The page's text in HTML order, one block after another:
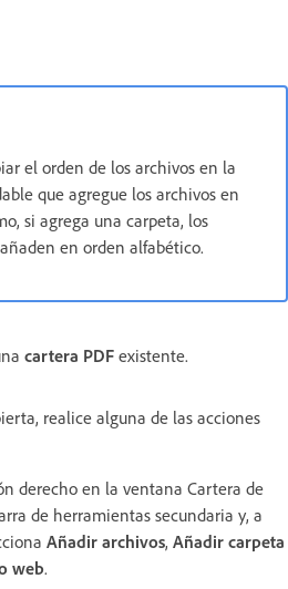
el orden de los archivos en la
que agregue los archivos en
si agrega una carpeta, los
en orden alfabético.
cartera PDF existente.
realice alguna de las acciones
derecho en la ventana Cartera de
de herramientas secundaria y, a
Añadir archivos, Añadir carpeta
web.